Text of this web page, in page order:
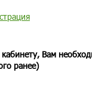
Вам
ранее)